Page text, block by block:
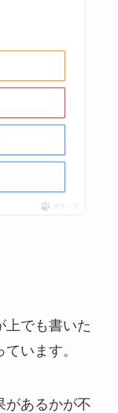
ポチップ
上でも書いた
います。
があるかが不